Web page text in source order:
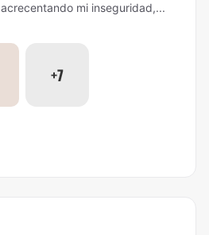
mi inseguridad,...
+7